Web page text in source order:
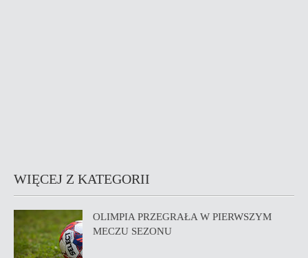
WIĘCEJ Z KATEGORII
OLIMPIA PRZEGRAŁA W PIERWSZYM
MECZU SEZONU